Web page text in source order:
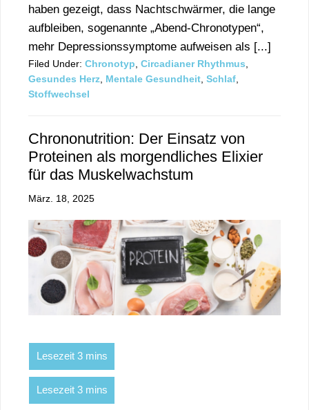
haben gezeigt, dass Nachtschwärmer, die lange
aufbleiben, sogenannte „Abend-Chronotypen“,
mehr Depressionssymptome aufweisen als [...]
Filed Under: Chronotyp Circadianer Rhythmus
Gesundes Herz Mentale Gesundheit Schlaf
Stoffwechsel
Chrononutrition: Der Einsatz von
Proteinen als morgendliches Elixier
für das Muskelwachstum
März. 18, 2025